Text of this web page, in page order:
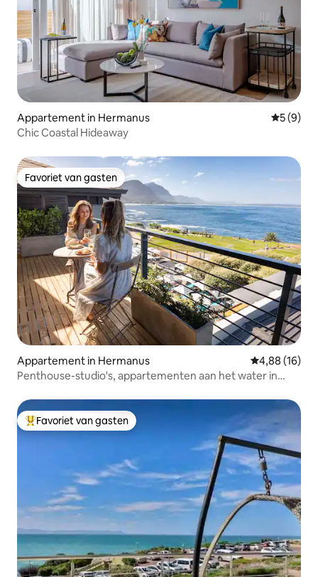
Appartement in Hermanus
5 (9)
Chic Coastal Hideaway
Favoriet van gasten
Favoriet van gasten
Appartement in Hermanus Gemiddelde
4,88 (16)
Penthouse-studio's, appartementen aan het water in
Topfavoriet van gasten
Favoriet van gasten